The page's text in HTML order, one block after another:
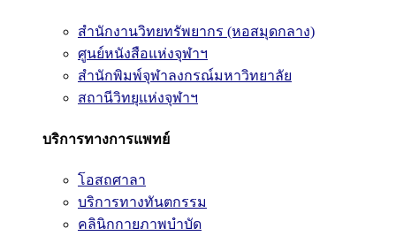
สำนักงานวิทยทรัพยากร (หอสมุดกลาง)
ศูนย์หนังสือแห่งจุฬาฯ
สำนักพิมพ์จุฬาลงกรณ์มหาวิทยาลัย
สถานีวิทยุแห่งจุฬาฯ
บริการทางการแพทย์
โอสถศาลา
บริการทางทันตกรรม
คลินิกกายภาพบำบัด